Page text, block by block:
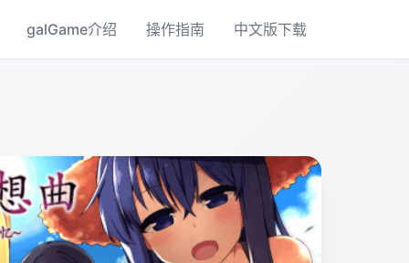
galGame介绍 操作指南 中文版下载